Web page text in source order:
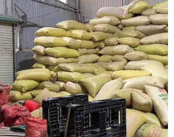
SpaceX va chạm Mặt
ngại về rác thải vũ trụ